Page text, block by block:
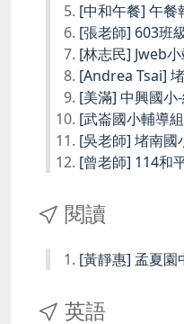
[中和午餐] 午餐
[張老師] 603班
[林志民] Jweb
[Andrea Tsai]
[美滿] 中興國小
[武崙國小輔導
[吳老師] 堵南國
[曾老師] 114和
閱讀
[黃靜惠] 孟夏園
英語